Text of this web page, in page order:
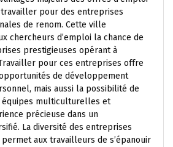
pour des entreprises
de renom. Cette ville
chercheurs d’emploi la chance de
prestigieuses opérant à
pour ces entreprises offre
de développement
mais aussi la possibilité de
multiculturelles et
précieuse dans un
La diversité des entreprises
aux travailleurs de s’épanouir